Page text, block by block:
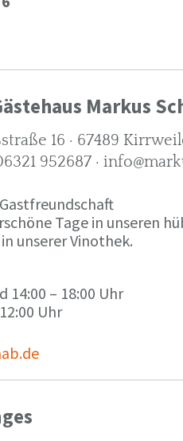
Markus
16 · 67489
952687 ·
Tage in unseren
unserer Vinothek.
14:00 – 18:00 Uhr
Uhr